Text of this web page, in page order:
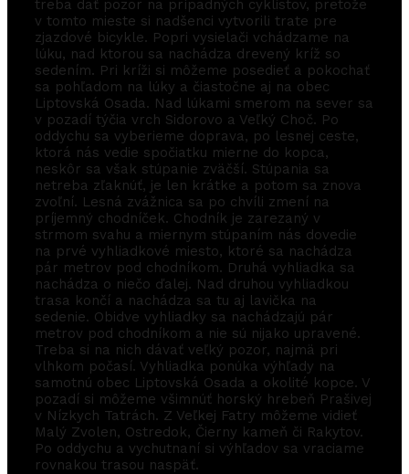
treba dať pozor na prípadných cyklistov, pretože
v tomto mieste si nadšenci vytvorili trate pre
zjazdové bicykle. Popri vysielači vchádzame na
lúku, nad ktorou sa nachádza drevený kríž so
sedením. Pri kríži si môžeme posedieť a pokochať
sa pohľadom na lúky a čiastočne aj na obec
Liptovská Osada. Nad lúkami smerom na sever sa
v pozadí týčia vrch Sidorovo a Veľký Choč. Po
oddychu sa vyberieme doprava, po lesnej ceste,
ktorá nás vedie spočiatku mierne do kopca,
neskôr sa však stúpanie zväčší. Stúpania sa
netreba zľaknúť, je len krátke a potom sa znova
zvoľní. Lesná zvážnica sa po chvíli zmení na
príjemný chodníček. Chodník je zarezaný v
strmom svahu a miernym stúpaním nás dovedie
na prvé vyhliadkové miesto, ktoré sa nachádza
pár metrov pod chodníkom. Druhá vyhliadka sa
nachádza o niečo ďalej. Nad druhou vyhliadkou
trasa končí a nachádza sa tu aj lavička na
sedenie. Obidve vyhliadky sa nachádzajú pár
metrov pod chodníkom a nie sú nijako upravené.
Treba si na nich dávať veľký pozor, najmä pri
vlhkom počasí. Vyhliadka ponúka výhľady na
samotnú obec Liptovská Osada a okolité kopce. V
pozadí si môžeme všimnúť horský hrebeň Prašivej
v Nízkych Tatrách. Z Veľkej Fatry môžeme vidieť
Malý Zvolen, Ostredok, Čierny kameň či Rakytov.
Po oddychu a vychutnaní si výhľadov sa vraciame
rovnakou trasou naspäť.